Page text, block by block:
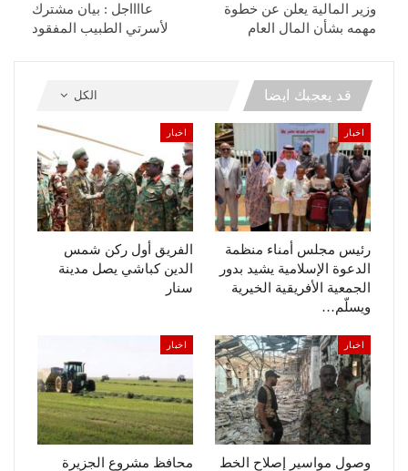
وزير المالية يعلن عن خطوة
مهمه بشأن المال العام
عااااجل : بيان مشترك
لأسرتي الطبيب المفقود
الكل قد يعجبك ايضا
اخبار
رئيس مجلس أمناء منظمة
الدعوة الإسلامية يشيد بدور
الجمعية الأفريقية الخيرية
ويسلّم…
اخبار
الفريق أول ركن شمس
الدين كباشي يصل مدينة
سنار
اخبار
وصول مواسير إصلاح الخط
اخبار
محافظ مشروع الجزيرة